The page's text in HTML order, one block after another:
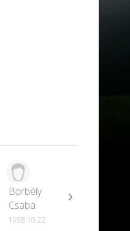
Borbély
Csaba
1998.10.22